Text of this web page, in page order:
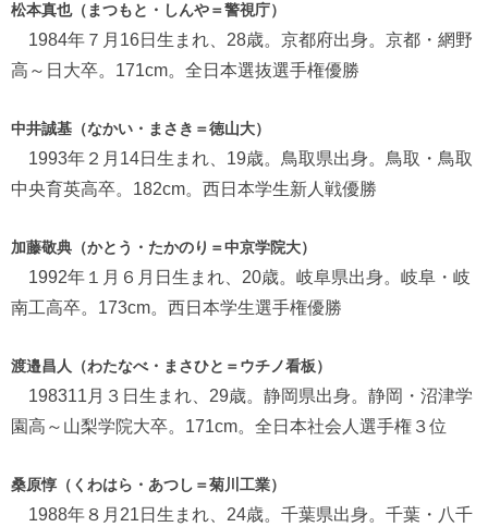
松本真也（まつもと・しんや＝警視庁）
1984年７月16日生まれ、28歳。京都府出身。京都・網野
高～日大卒。171cm。全日本選抜選手権優勝
中井誠基（なかい・まさき＝徳山大）
1993年２月14日生まれ、19歳。鳥取県出身。鳥取・鳥取
中央育英高卒。182cm。西日本学生新人戦優勝
加藤敬典（かとう・たかのり＝中京学院大）
1992年１月６月日生まれ、20歳。岐阜県出身。岐阜・岐
南工高卒。173cm。西日本学生選手権優勝
渡邉昌人（わたなべ・まさひと＝ウチノ看板）
198311月３日生まれ、29歳。静岡県出身。静岡・沼津学
園高～山梨学院大卒。171cm。全日本社会人選手権３位
桑原惇（くわはら・あつし＝菊川工業）
1988年８月21日生まれ、24歳。千葉県出身。千葉・八千